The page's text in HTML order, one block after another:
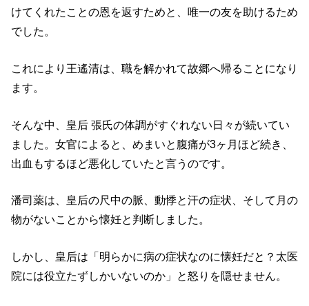
けてくれたことの恩を返すためと、唯一の友を助けるため
でした。
これにより王遙清は、職を解かれて故郷へ帰ることになり
ます。
そんな中、皇后 張氏の体調がすぐれない日々が続いてい
ました。女官によると、めまいと腹痛が3ヶ月ほど続き、
出血もするほど悪化していたと言うのです。
潘司薬は、皇后の尺中の脈、動悸と汗の症状、そして月の
物がないことから懐妊と判断しました。
しかし、皇后は「明らかに病の症状なのに懐妊だと？太医
院には役立たずしかいないのか」と怒りを隠せません。